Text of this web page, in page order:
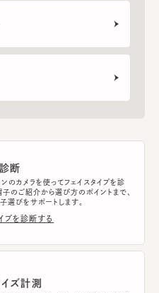
断
ンのカメラを使ってフェイスタイプを診
子のご紹介から選び方のポイントまで、
選びをサポートします。
プを診断する
ズ計測